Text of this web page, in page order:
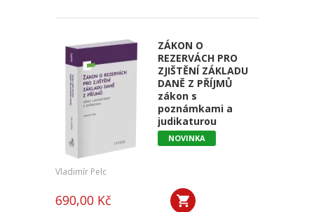
ZÁKON O
REZERVÁCH PRO
ZJIŠTĚNÍ ZÁKLADU
DANĚ Z PŘÍJMŮ
zákon s
poznámkami a
judikaturou
NOVINKA
Vladimír Pelc
690,00 Kč